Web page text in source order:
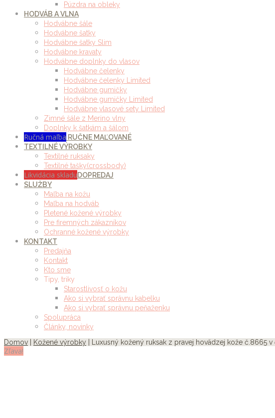
Púzdra na obleky
HODVÁB A VLNA
Hodvábne šále
Hodvábne šatky
Hodvábne šatky Slim
Hodvábne kravaty
Hodvábne doplnky do vlasov
Hodvábne čelenky
Hodvábne čelenky Limited
Hodvábne gumičky
Hodvábne gumičky Limited
Hodvábne vlasové sety Limited
Zimné šále z Merino vlny
Doplnky k šatkám a šálom
Ručná maľba RUČNE MAĽOVANÉ
TEXTILNÉ VÝROBKY
Textilné ruksaky
Textilné tašky(crossbody)
Likvidácia skladuDOPREDAJ
SLUŽBY
Maľba na kožu
Maľba na hodváb
Pletené kožené výrobky
Pre firemných zákazníkov
Ochranné kožené výrobky
KONTAKT
Predajňa
Kontakt
Kto sme
Tipy, triky
Starostlivosť o kožu
Ako si vybrať správnu kabelku
Ako si vybrať správnu peňaženku
Spolupráca
Články, novinky
Domov
Kožené výrobky | Luxusný kožený ruksak z pravej hovädzej kože č.8665 v
Zľava!